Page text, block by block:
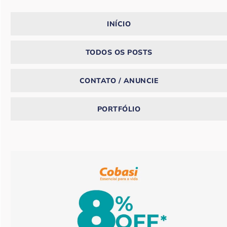
INÍCIO
TODOS OS POSTS
CONTATO / ANUNCIE
PORTFÓLIO